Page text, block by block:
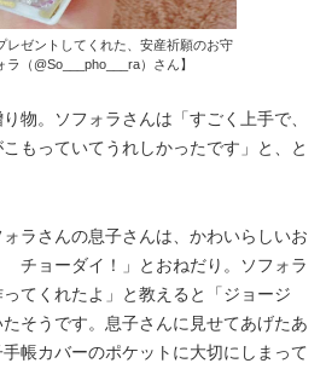
レゼントしてくれた、安産祈願のお守
ラ（@So___pho___ra）さん】
物。ソフォラさんは「すごく上手で、
もっていてうれしかったです」と、と
ラさんの息子さんは、かわいらしいお
チョーダイ！」とおねだり。ソフォラ
てくれたよ」と教えると「ジョージ
そうです。息子さんに見せてあげたあ
帳カバーのポケットに大切にしまって